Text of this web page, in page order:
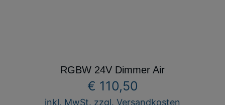
RGBW 24V Dimmer Air
€ 110,50
inkl. MwSt. zzgl. Versandkosten